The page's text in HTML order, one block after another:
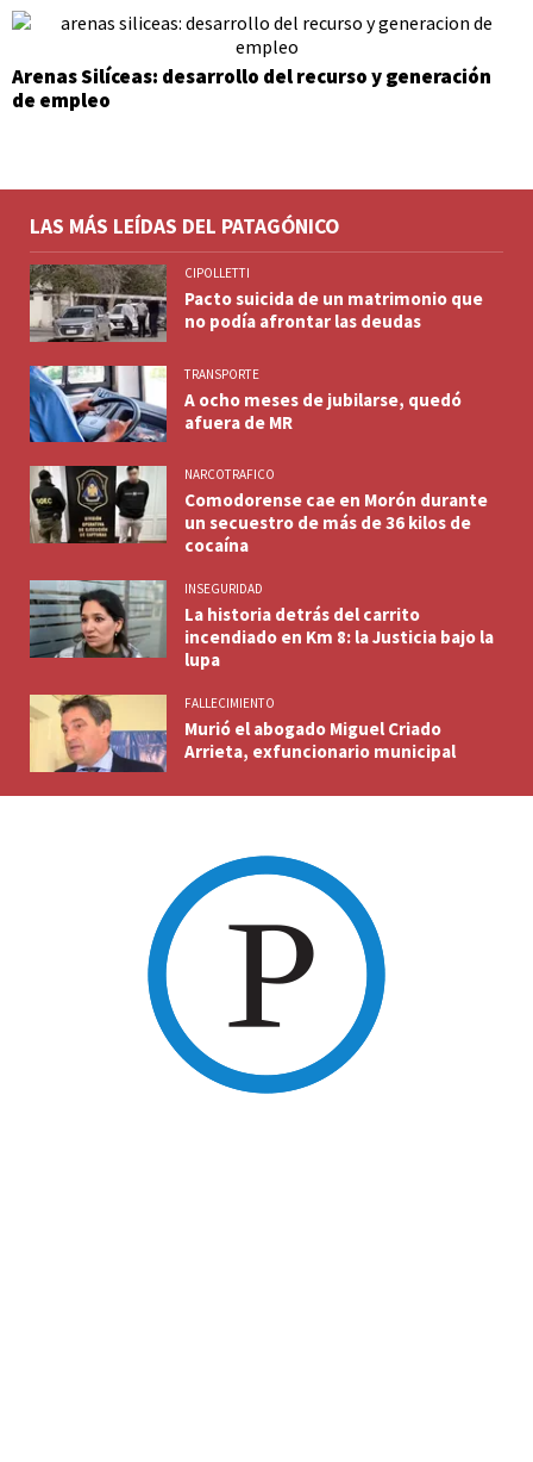
Arenas Silíceas: desarrollo del recurso y generación
de empleo
LAS MÁS LEÍDAS DEL PATAGÓNICO
CIPOLLETTI
Pacto suicida de un matrimonio que
no podía afrontar las deudas
TRANSPORTE
A ocho meses de jubilarse, quedó
afuera de MR
NARCOTRAFICO
Comodorense cae en Morón durante
un secuestro de más de 36 kilos de
cocaína
INSEGURIDAD
La historia detrás del carrito
incendiado en Km 8: la Justicia bajo la
lupa
FALLECIMIENTO
Murió el abogado Miguel Criado
Arrieta, exfuncionario municipal